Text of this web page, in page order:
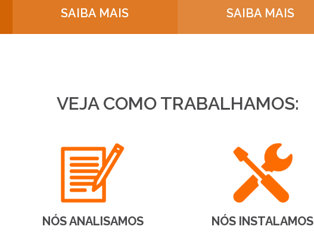
SAIBA MAIS SAIBA MAIS
VEJA COMO TRABALHAMOS:
NÓS ANALISAMOS NÓS INSTALAMOS